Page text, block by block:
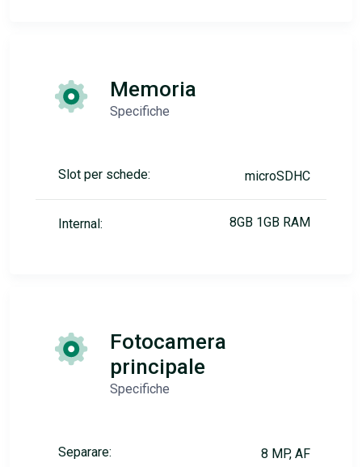
Memoria
Specifiche
Slot per schede: microSDHC
Internal: 8GB 1GB RAM
Fotocamera
principale
Specifiche
Separare: 8 MP, AF